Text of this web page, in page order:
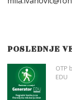
POSLEDNJE
OTP
EDU